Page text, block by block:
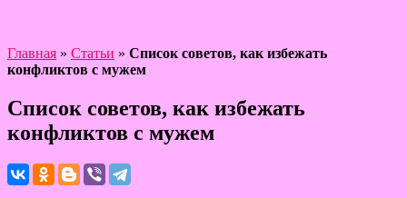
Главная » Статьи » Список советов, как избежать
конфликтов с мужем
Список советов, как избежать
конфликтов с мужем